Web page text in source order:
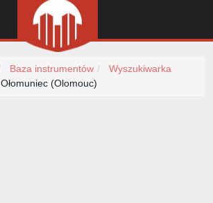
Baza instrumentów
Wyszukiwarka
Ołomuniec (Olomouc)